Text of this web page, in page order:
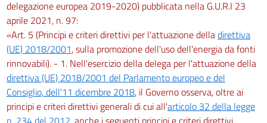
delegazione europea 2019-2020) pubblicata nella G.U.R.I 23
aprile 2021, n. 97:
«Art. 5 (Principi e criteri direttivi per l'attuazione delladirettiva
(UE) 2018/2001, sulla promozione dell'uso dell'energia da fonti
rinnovabili). - 1. Nell'esercizio della delega per l'attuazione della
direttiva (UE) 2018/2001 del Parlamento europeo e del
Consiglio, dell'11 dicembre 2018, il Governo osserva, oltre ai
principi e criteri direttivi generali di cui all'articolo 32 della legge